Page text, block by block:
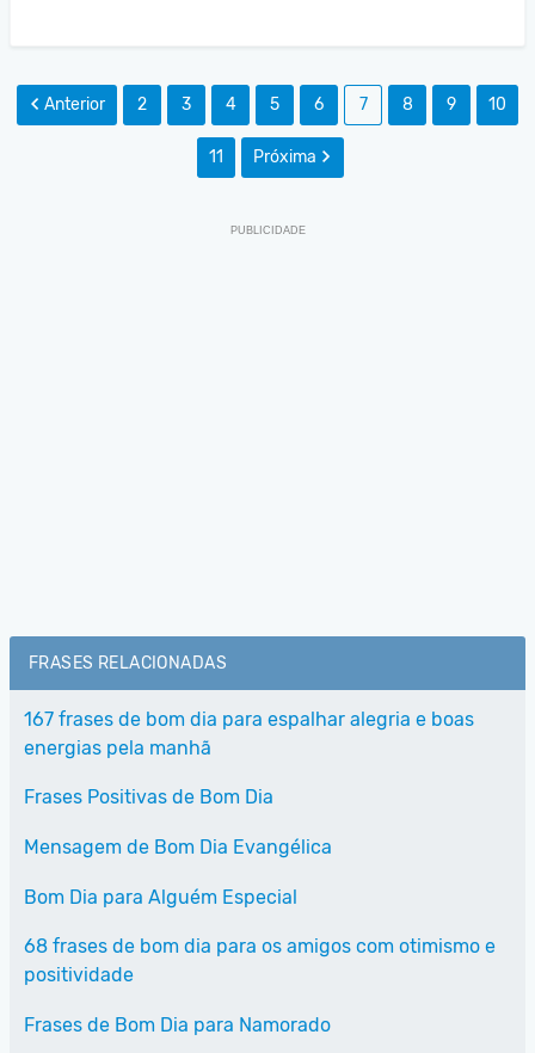
Anterior 2 3 4 5 6 7 8 9 10
11 Próxima
FRASES RELACIONADAS
167 frases de bom dia para espalhar alegria e boas
energias pela manhã
Frases Positivas de Bom Dia
Mensagem de Bom Dia Evangélica
Bom Dia para Alguém Especial
68 frases de bom dia para os amigos com otimismo e
positividade
Frases de Bom Dia para Namorado